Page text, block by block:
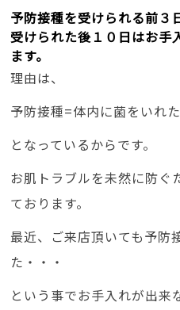
予防接種を受けられる前３
受けられた後１０日はお手
ます。
理由は、
予防接種=体内に菌をいれ
となっているからです。
お肌トラブルを未然に防ぐ
ております。
最近、ご来店頂いても予防
た・・・
という事でお手入れが出来